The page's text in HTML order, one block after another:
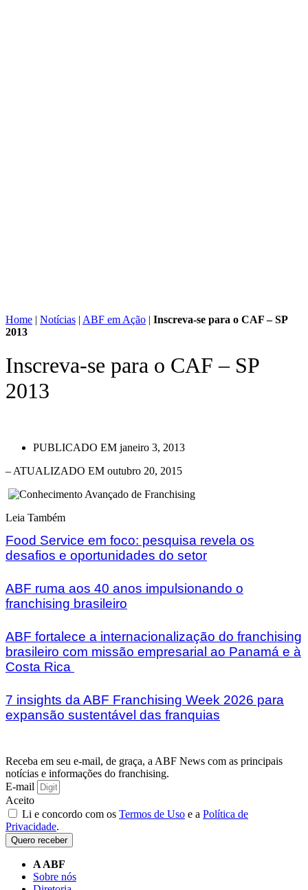
Home | Notícias | ABF em Ação | Inscreva-se para o CAF – SP
2013
Inscreva-se para o CAF – SP
2013
PUBLICADO EM janeiro 3, 2013
– ATUALIZADO EM outubro 20, 2015
Leia Também
Food Service em foco: pesquisa revela os
desafios e oportunidades do setor
ABF ruma aos 40 anos impulsionando o
franchising brasileiro
ABF fortalece a internacionalização do franchising
brasileiro com missão empresarial ao Panamá e à
Costa Rica
7 insights da ABF Franchising Week 2026 para
expansão sustentável das franquias
Receba em seu e-mail, de graça, a ABF News com as principais
notícias e informações do franchising.
E-mail
Aceito
Li e concordo com os Termos de Uso e a Política de
Privacidade.
Quero receber
A ABF
Sobre nós